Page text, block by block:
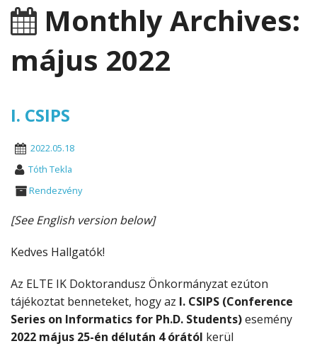
Monthly Archives:
május 2022
I. CSIPS
2022.05.18
Tóth Tekla
Rendezvény
[See English version below]
Kedves Hallgatók!
Az ELTE IK Doktorandusz Önkormányzat ezúton
tájékoztat benneteket, hogy az I. CSIPS (Conference
Series on Informatics for Ph.D. Students)esemény
2022 május 25-én délután 4 órától kerül